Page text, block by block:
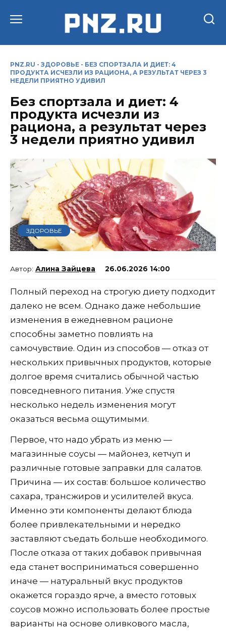
PNZ.RU - ЗДОРОВЬЕ - БЕЗ СПОРТЗАЛА И ДИЕТ: 4
ПРОДУКТА ИСЧЕЗЛИ ИЗ РАЦИОНА, А РЕЗУЛЬТАТ ЧЕРЕЗ 3
НЕДЕЛИ ПРИЯТНО УДИВИЛ
Без спортзала и диет: 4
продукта исчезли из
рациона, а результат через
3 недели приятно удивил
ЗДОРОВЬЕ
Алина Зайцева 26.06.2026 14:00
Полный переход на строгую диету подходит
далеко не всем. Однако даже небольшие
изменения в ежедневном рационе
способны заметно повлиять на
самочувствие. Один из способов — отказ от
нескольких привычных продуктов, которые
долгое время считались обычной частью
повседневного питания. Уже спустя
несколько недель изменения могут
оказаться весьма ощутимыми.
Первое, что надо убрать из меню —
магазинные соусы — майонез, кетчуп и
различные готовые заправки для салатов.
Причина — их состав: большое количество
сахара, трансжиров и усилителей вкуса.
Именно эти компоненты делают блюда
более привлекательными и нередко
заставляют съедать больше необходимого.
После отказа от таких добавок привычная
еда станет восприниматься совершенно
иначе — натуральный вкус продуктов
окажется гораздо ярче, а вместо готовых
соусов можно использовать более простые
варианты на основе оливкового масла,